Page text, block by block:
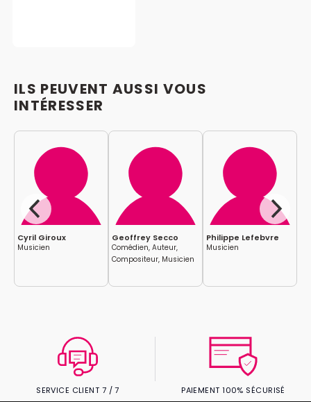
ILS PEUVENT AUSSI VOUS
INTÉRESSER
Cyril Giroux
Musicien
Geoffrey Secco
Comédien, Auteur,
Compositeur, Musicien
Philippe Lefebvre
Musicien
SERVICE CLIENT 7 / 7 PAIEMENT 100% SÉCURISÉ